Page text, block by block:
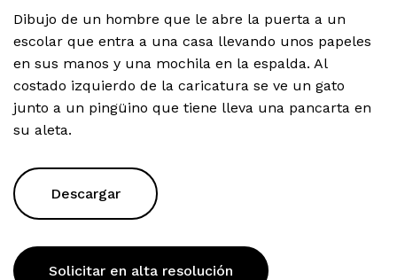
Dibujo de un hombre que le abre la puerta a un
escolar que entra a una casa llevando unos papeles
en sus manos y una mochila en la espalda. Al
costado izquierdo de la caricatura se ve un gato
junto a un pingüino que tiene lleva una pancarta en
su aleta.
Descargar
Solicitar en alta resolución